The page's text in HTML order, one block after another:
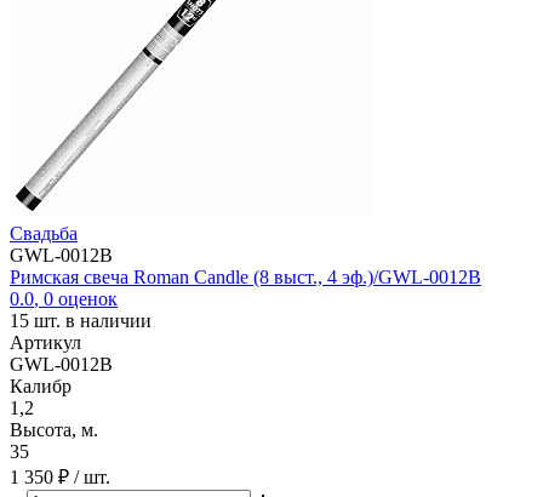
Свадьба
GWL-0012B
Римская свеча Roman Candle (8 выст., 4 эф.)/GWL-0012B
0.0, 0 оценок
15 шт. в наличии
Артикул
GWL-0012B
Калибр
1,2
Высота, м.
35
1 350 ₽ / шт.